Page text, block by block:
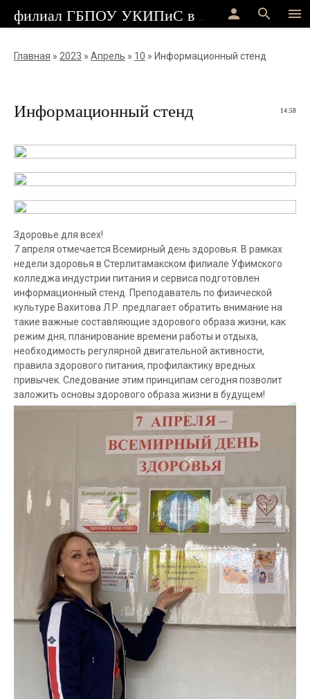
menu
search
person
Главная » 2023 » Апрель » 10 » Информационный стенд
14:58
Информационный стенд
Здоровье для всех!
7 апреля отмечается Всемирный день здоровья. В рамках
недели здоровья в Стерлитамакском филиале Уфимского
колледжа индустрии питания и сервиса подготовлен
информационный стенд. Преподаватель по физической
культуре Вахитова Л.Р. предлагает обратить внимание на
такие важные составляющие здорового образа жизни, как
режим дня, планирование времени работы и отдыха,
необходимость регулярной двигательной активности,
правила здорового питания, профилактику вредных
привычек. Следование этим принципам сегодня позволит
заложить основы здорового образа жизни в будущем!